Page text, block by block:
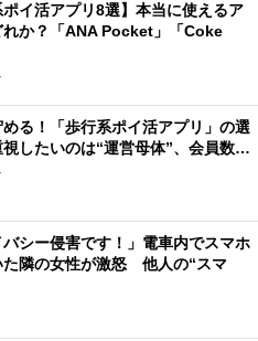
ポイ活アプリ8選】本当に使えるア
れか？「ANA Pocket」「Coke
る！「歩行系ポイ活アプリ」の選
したいのは“運営母体”、会員数…
バシー侵害です！」電車内でスマホ
た隣の女性が激怒 他人の“スマ